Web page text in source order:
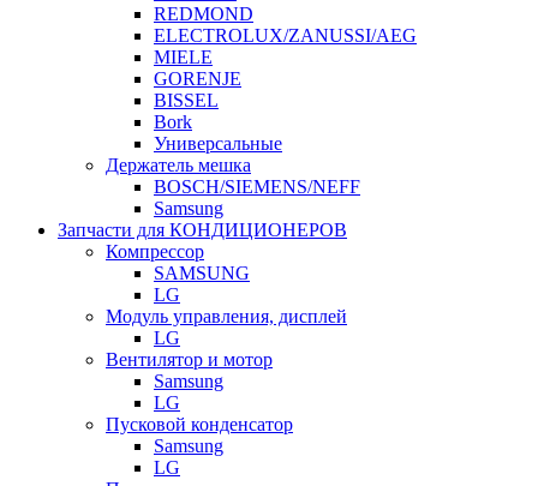
REDMOND
ELECTROLUX/ZANUSSI/AEG
MIELE
GORENJE
BISSEL
Bork
Универсальные
Держатель мешка
BOSCH/SIEMENS/NEFF
Samsung
Запчасти для КОНДИЦИОНЕРОВ
Компрессор
SAMSUNG
LG
Модуль управления, дисплей
LG
Вентилятор и мотор
Samsung
LG
Пусковой конденсатор
Samsung
LG